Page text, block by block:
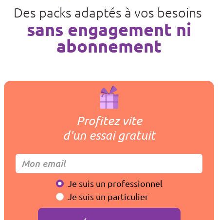
Des packs adaptés à vos besoins
sans engagement ni
abonnement
Profitez vite
d'un essai gratuit
Je suis un professionnel
Je suis un particulier